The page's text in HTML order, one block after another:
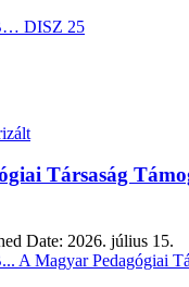
DISZ 25
Társaság
Date: 2026. július 15.
A Magyar Pedagógiai